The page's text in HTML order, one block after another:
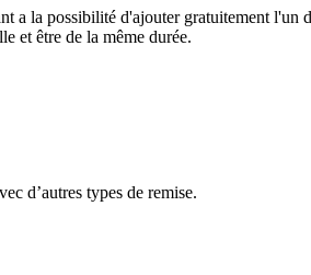
la possibilité d'ajouter gratuitement
et être de la même durée.
d’autres types de remise.